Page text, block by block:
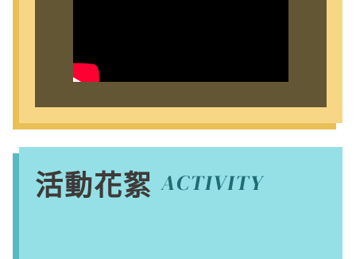
活動花絮